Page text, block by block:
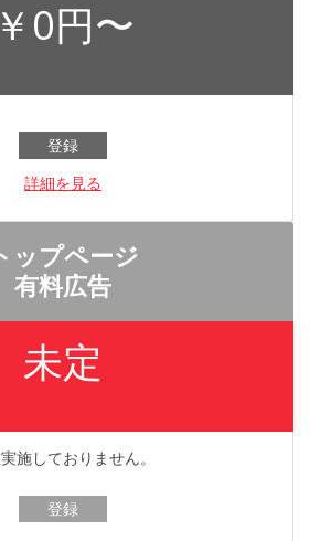
￥0円〜
登録
詳細を見る
ップページ
有料広告
未定
施しておりません。
登録